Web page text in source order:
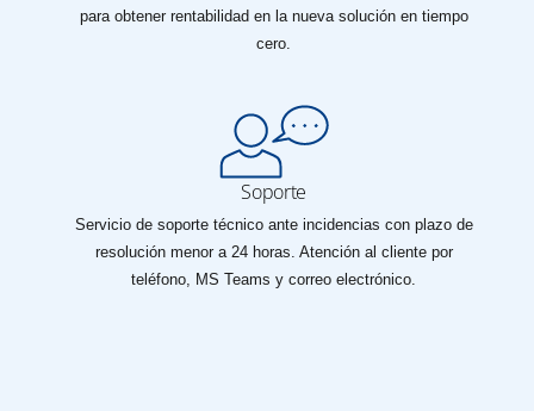
para obtener rentabilidad en la nueva solución en tiempo
cero.
Soporte
Servicio de soporte técnico ante incidencias con plazo de
resolución menor a 24 horas. Atención al cliente por
teléfono, MS Teams y correo electrónico.